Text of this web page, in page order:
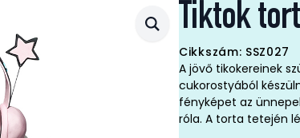
Tiktok
Cikkszám: SSZ027
A jövő tikokereinek
cukorostyából
fényképet az
róla. A torta tetején